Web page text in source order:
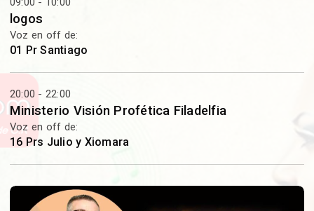
logos
Voz en off de:
01 Pr Santiago
20:00 - 22:00
Ministerio Visión Profética Filadelfia
Voz en off de:
16 Prs Julio y Xiomara